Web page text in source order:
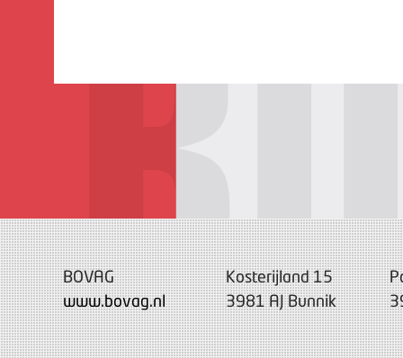
BOVAG
www.bovag.nl
Kosterijland 15
3981 AJ Bunnik